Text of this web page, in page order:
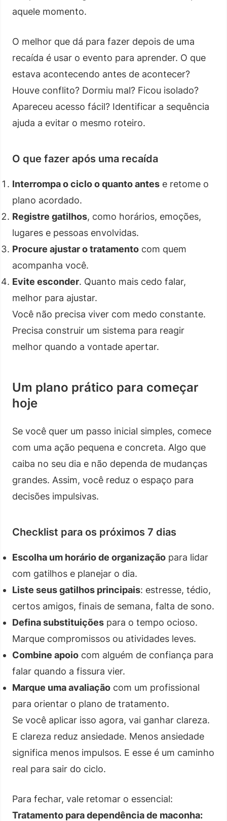
aquele momento.
O melhor que dá para fazer depois de uma
recaída é usar o evento para aprender. O que
estava acontecendo antes de acontecer?
Houve conflito? Dormiu mal? Ficou isolado?
Apareceu acesso fácil? Identificar a sequência
ajuda a evitar o mesmo roteiro.
O que fazer após uma recaída
Interrompa o ciclo o quanto antes e retome o
plano acordado.
Registre gatilhos, como horários, emoções,
lugares e pessoas envolvidas.
Procure ajustar o tratamento com quem
acompanha você.
Evite esconder. Quanto mais cedo falar,
melhor para ajustar.
Você não precisa viver com medo constante.
Precisa construir um sistema para reagir
melhor quando a vontade apertar.
Um plano prático para começar
hoje
Se você quer um passo inicial simples, comece
com uma ação pequena e concreta. Algo que
caiba no seu dia e não dependa de mudanças
grandes. Assim, você reduz o espaço para
decisões impulsivas.
Checklist para os próximos 7 dias
Escolha um horário de organização para lidar
com gatilhos e planejar o dia.
Liste seus gatilhos principais: estresse, tédio,
certos amigos, finais de semana, falta de sono.
Defina substituições para o tempo ocioso.
Marque compromissos ou atividades leves.
Combine apoio com alguém de confiança para
falar quando a fissura vier.
Marque uma avaliação com um profissional
para orientar o plano de tratamento.
Se você aplicar isso agora, vai ganhar clareza.
E clareza reduz ansiedade. Menos ansiedade
significa menos impulsos. E esse é um caminho
real para sair do ciclo.
Para fechar, vale retomar o essencial:
Tratamento para dependência de maconha: